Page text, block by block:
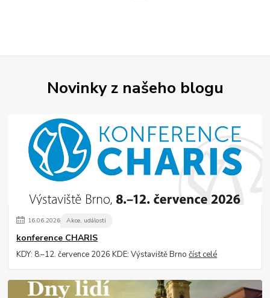
Novinky z našeho blogu
16.06.2026 Akce, události
konference CHARIS
KDY: 8.–12. července 2026 KDE: Výstaviště Brnočíst celé